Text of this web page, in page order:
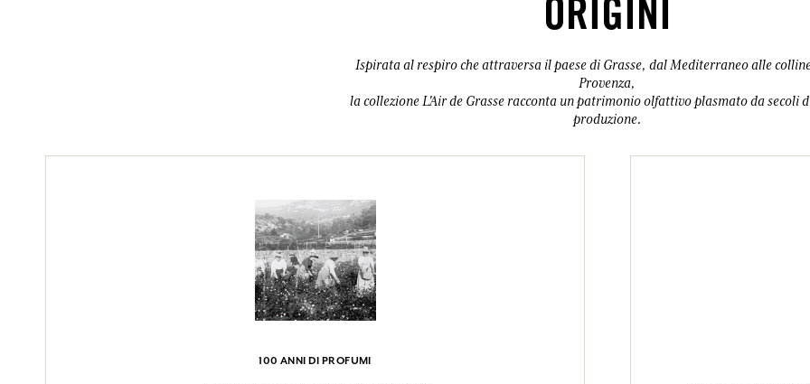
100 ANNI DI PROFUMI
ORIGINI
Ispirata al respiro che attraversa il paese di Grasse, dal Mediterraneo alle
Provenza,
la collezione L'Air de Grasse racconta un patrimonio olfattivo plasmato da secoli
produzione.